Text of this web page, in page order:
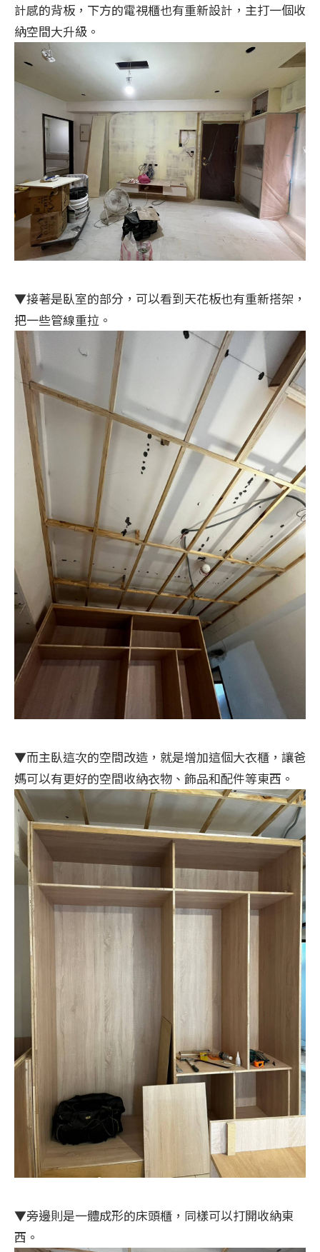
計感的背板，下方的電視櫃也有重新設計，主打一個收
納空間大升級。
▼接著是臥室的部分，可以看到天花板也有重新搭架，
把一些管線重拉。
▼而主臥這次的空間改造，就是增加這個大衣櫃，讓爸
媽可以有更好的空間收納衣物、飾品和配件等東西。
▼旁邊則是一體成形的床頭櫃，同樣可以打開收納東
西。